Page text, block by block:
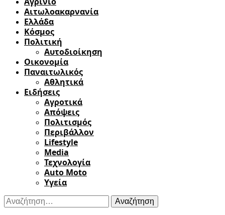
Αιτωλοακαρνανία
Ελλάδα
Κόσμος
Πολιτική
Αυτοδιοίκηση
Οικονομία
Παναιτωλικός
Αθλητικά
Ειδήσεις
Αγροτικά
Απόψεις
Πολιτισμός
Περιβάλλον
Lifestyle
Media
Τεχνολογία
Auto Moto
Υγεία
Αναζήτηση
για: